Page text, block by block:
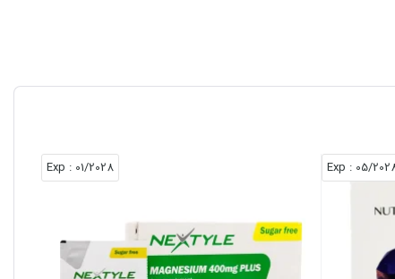
مغذی‌
کاهش
05/
: Exp
01/2028
: Exp